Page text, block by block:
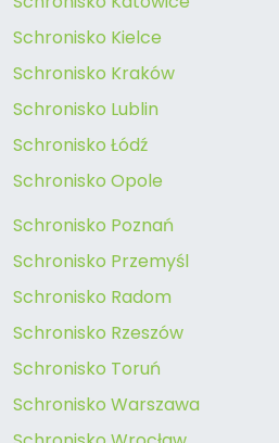
Schronisko Kielce
Schronisko Kraków
Schronisko Lublin
Schronisko Łódź
Schronisko Opole
Schronisko Poznań
Schronisko Przemyśl
Schronisko Radom
Schronisko Rzeszów
Schronisko Toruń
Schronisko Warszawa